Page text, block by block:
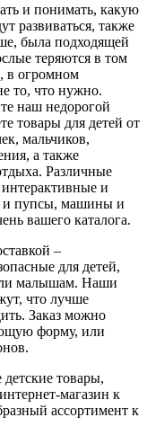
и понимать, какую
развиваться, также
была подходящей
теряются в том
в огромном
то, что нужно.
наш недорогой
товары для детей от
мальчиков,
а также
Различные
и
и пупсы, машины и
вашего каталога.
–
для детей,
малышам. Наши
что лучше
Заказ можно
форму, или
товары,
магазин к
ассортимент к